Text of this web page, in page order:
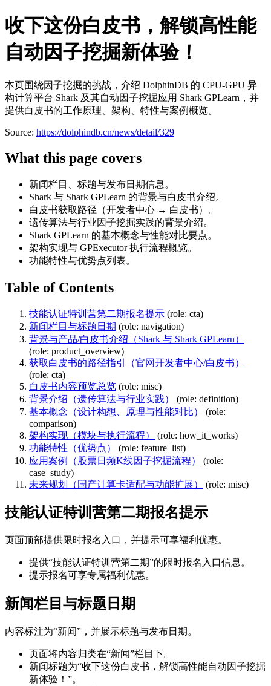
收下这份白皮书，解锁高性能
自动因子挖掘新体验！
本页围绕因子挖掘的挑战，介绍 DolphinDB 的 CPU-GPU 异
构计算平台 Shark 及其自动因子挖掘应用 Shark GPLearn，并
提供白皮书的工作原理、架构、特性与案例概览。
Source: https://dolphindb.cn/news/detail/329
What this page covers
新闻栏目、标题与发布日期信息。
Shark 与 Shark GPLearn 的背景与白皮书介绍。
白皮书获取路径（开发者中心 → 白皮书）。
遗传算法与行业因子挖掘实践的背景介绍。
Shark GPLearn 的基本概念与性能对比要点。
架构实现与 GPExecutor 执行流程概览。
功能特性与优势点列表。
Table of Contents
技能认证特训营第二期报名提示 (role: cta)
新闻栏目与标题日期 (role: navigation)
背景与产品/白皮书介绍（Shark 与 Shark GPLearn）
(role: product_overview)
获取白皮书的路径指引（官网开发者中心/白皮书）
(role: cta)
白皮书内容预览总览 (role: misc)
背景介绍（遗传算法与行业实践）
(role: definition)
基本概念（设计构想、原理与性能对比）
(role:
comparison)
架构实现（模块与执行流程）
(role: how_it_works)
功能特性（优势点）
(role: feature_list)
应用案例（股票日频K线因子挖掘流程）
(role:
case_study)
未来规划（国产计算卡适配与功能扩展）
(role: misc)
技能认证特训营第二期报名提示
页面顶部提供限时报名入口，并提示可享福利优惠。
提供“技能认证特训营第二期”的限时报名入口信息。
提示报名可享专属福利优惠。
新闻栏目与标题日期
内容标注为“新闻”，并展示标题与发布日期。
页面将内容归类在“新闻”栏目下。
新闻标题为“收下这份白皮书，解锁高性能自动因子挖掘
新体验！”。